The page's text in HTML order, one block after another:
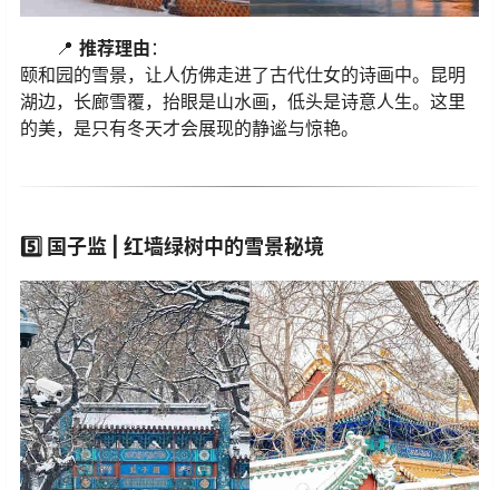
📍 推荐理由 ：
颐和园的雪景，让人仿佛走进了古代仕女的诗画中。昆明
湖边，长廊雪覆，抬眼是山水画，低头是诗意人生。这里
的美，是只有冬天才会展现的静谧与惊艳。
5️⃣ 国子监 | 红墙绿树中的雪景秘境